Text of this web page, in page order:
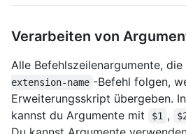
Verarbeiten von
Alle Befehlszeilenargumente, die
extension-name -Befehl folgen,
Erweiterungsskript übergeben.
kannst du Argumente mit
$1 ,